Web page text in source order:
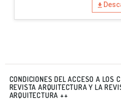
CONDICIONES DEL ACCESO A LOS
REVISTA ARQUITECTURA Y LA
ARQUITECTURA ++